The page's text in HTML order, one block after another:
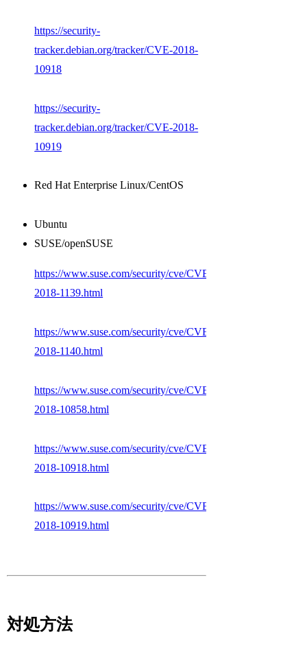
https://security-
tracker.debian.org/tracker/CVE-2018-
10918
https://security-
tracker.debian.org/tracker/CVE-2018-
10919
Red Hat Enterprise Linux/CentOS
Ubuntu
SUSE/openSUSE
https://www.suse.com/security/cve/CVE-
2018-1139.html
https://www.suse.com/security/cve/CVE-
2018-1140.html
https://www.suse.com/security/cve/CVE-
2018-10858.html
https://www.suse.com/security/cve/CVE-
2018-10918.html
https://www.suse.com/security/cve/CVE-
2018-10919.html
対処方法